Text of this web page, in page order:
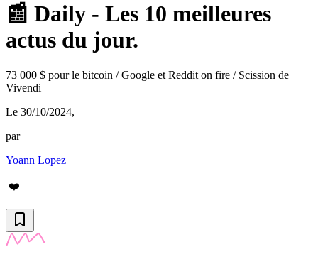
📰 Daily - Les 10 meilleures
actus du jour.
73 000 $ pour le bitcoin / Google et Reddit on fire / Scission de
Vivendi
Le 30/10/2024,
par
Yoann Lopez
❤️